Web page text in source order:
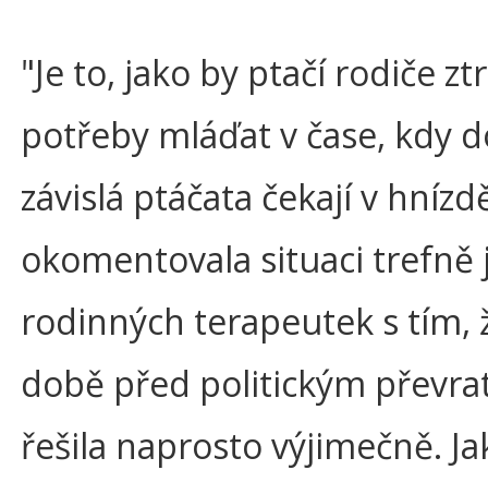
"Je to, jako by ptačí rodiče
potřeby mláďat v čase, kdy
závislá ptáčata čekají v
okomentovala situaci trefně
rodinných terapeutek s tím,
době před politickým
řešila naprosto výjimečně.